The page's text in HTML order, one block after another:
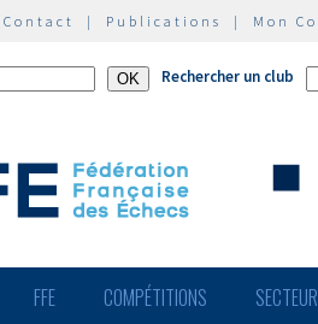
Contact | Publications | Mon
Rechercher un club
FFE COMPÉTITIONS